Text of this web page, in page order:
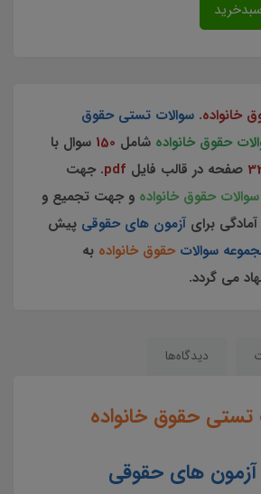
خانواده. سوالات تستی حقوق
حقوق خانواده شامل 150 سوال با
صفحه در قالب فایل pdf. جهت
سوالات حقوق خانواده و جهت تجمیع و
برای آزمون های حقوقی پیش
سوالات حقوق خانواده به
می گردد.
دیدگاه‌ها
تستی حقوق خانواده
آزمون های حقوقی